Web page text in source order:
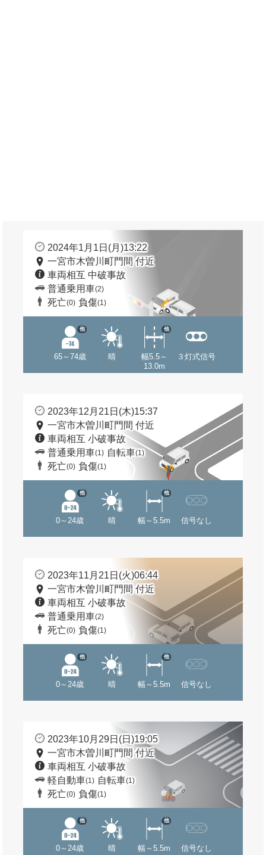
2024年1月1日(月)13:22
一宮市木曽川町門間 付近
車両相互 中破事故
普通乗用車(2)
死亡(0) 負傷(1)
65～74歳
他
晴
幅5.5～
13.0m
他
３灯式信号
2023年12月21日(木)15:37
一宮市木曽川町門間 付近
車両相互 小破事故
普通乗用車(1) 自転車(1)
死亡(0) 負傷(1)
0～24歳
他
晴 幅～5.5m
他
信号なし
2023年11月21日(火)06:44
一宮市木曽川町門間 付近
車両相互 小破事故
普通乗用車(2)
死亡(0) 負傷(1)
0～24歳
他
晴 幅～5.5m
他
信号なし
2023年10月29日(日)19:05
一宮市木曽川町門間 付近
車両相互 小破事故
軽自動車(1) 自転車(1)
死亡(0) 負傷(1)
0～24歳
他
晴 幅～5.5m
他
信号なし